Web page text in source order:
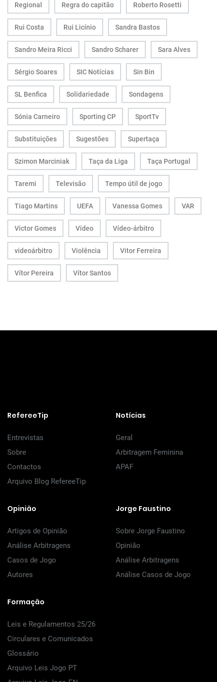
Regional Regra do capitão Roberto Rosetti
Rui Costa Rui Licínio Sandra Bastos
Sandro Meira Ricci Sandro Scharer Sara Alves
Sérgio Soares SIC Notícias Sin Bin
SL Benfica Solidariedade Sondagens
Sónia Carneiro Sporting CP SportTv
Substituições Sugestões Supertaça
Szimon Marciniak Taça da Liga Taça Portugal
Taremi Televisão Tempo útil de jogo
Tiago Martins UEFA Vanessa Gomes VAR
Victor Gomes Vídeo Vídeo-árbitro
videoárbitro Violência Vitor Ferreira
Vítor Pereira Vítor Santos
RefereeTip
Entrevistas
Sobre
Contactos
Arquivo Blog RefereeTip
Notícias
Geral
Arbitragem Feminina
APAF
Opinião
Artigos de Opinião
Análise Arbitragens
Casos de Jogo
Autores
Jorge Faustino
Sobre Jorge Faustino
Opinião
Análise Arbitragens
Análise Casos de Jogo
Formação
Leis e Regulamentos 25/26
Circulares e Comunicados
Glossário
Arquivo Leis Jogo PT